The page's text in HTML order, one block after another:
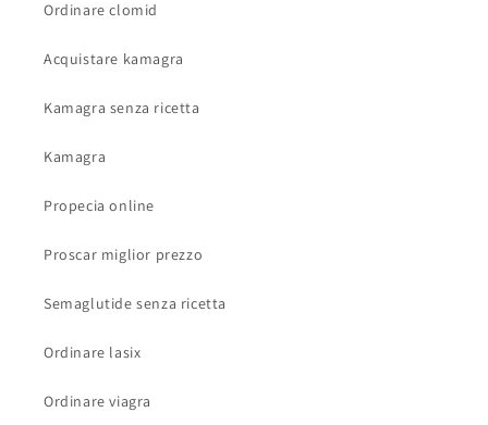
Ordinare clomid
Acquistare kamagra
Kamagra senza ricetta
Kamagra
Propecia online
Proscar miglior prezzo
Semaglutide senza ricetta
Ordinare lasix
Ordinare viagra